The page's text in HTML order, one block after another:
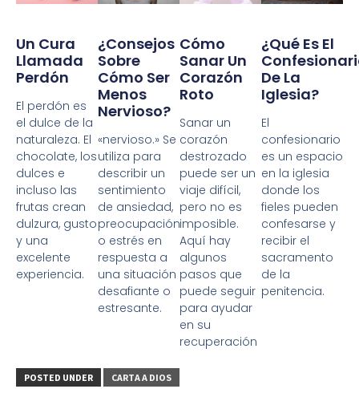
Un Cura
Llamada
Perdón
El perdón es
el dulce de la
naturaleza. El
chocolate, los
dulces e
incluso las
frutas crean
dulzura, gusto
y una
excelente
experiencia.
¿Consejos
Sobre
Cómo Ser
Menos
Nervioso?
«nervioso.» Se
utiliza para
describir un
sentimiento
de ansiedad,
preocupación
o estrés en
respuesta a
una situación
desafiante o
estresante.
Cómo
Sanar Un
Corazón
Roto
Sanar un
corazón
destrozado
puede ser un
viaje difícil,
pero no es
imposible.
Aquí hay
algunos
pasos que
puede seguir
para ayudar
en su
recuperación
¿Qué Es El
De La
Iglesia?
El
confesionario
es un espacio
en la iglesia
donde los
fieles pueden
confesarse y
recibir el
sacramento
de la
penitencia.
POSTED UNDER CARTA A DIOS